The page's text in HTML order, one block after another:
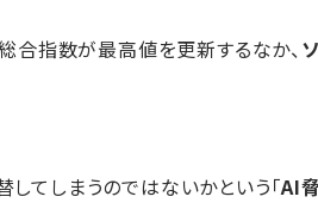
合指数が最高値を更新するなか、
てしまうのではないかという「AI